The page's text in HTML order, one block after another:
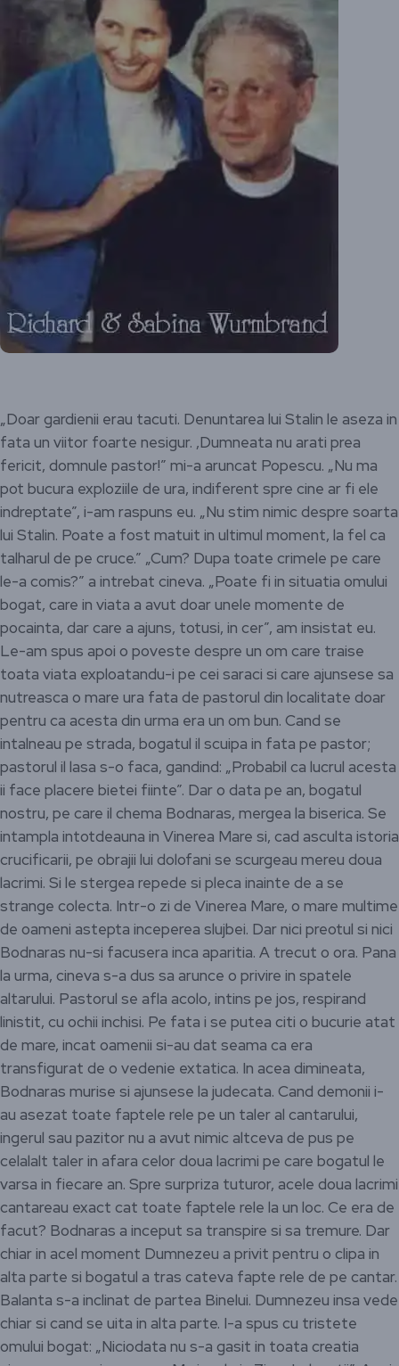
„Doar gardienii erau tacuti. Denuntarea lui Stalin le aseza in
fata un viitor foarte nesigur. ,Dumneata nu arati prea
fericit, domnule pastor!” mi-a aruncat Popescu. „Nu ma
pot bucura exploziile de ura, indiferent spre cine ar fi ele
indreptate”, i-am raspuns eu. „Nu stim nimic despre soarta
lui Stalin. Poate a fost matuit in ultimul moment, la fel ca
talharul de pe cruce.” „Cum? Dupa toate crimele pe care
le-a comis?” a intrebat cineva. „Poate fi in situatia omului
bogat, care in viata a avut doar unele momente de
pocainta, dar care a ajuns, totusi, in cer”, am insistat eu.
Le-am spus apoi o poveste despre un om care traise
toata viata exploatandu-i pe cei saraci si care ajunsese sa
nutreasca o mare ura fata de pastorul din localitate doar
pentru ca acesta din urma era un om bun. Cand se
intalneau pe strada, bogatul il scuipa in fata pe pastor;
pastorul il lasa s-o faca, gandind: „Probabil ca lucrul acesta
ii face placere bietei fiinte”. Dar o data pe an, bogatul
nostru, pe care il chema Bodnaras, mergea la biserica. Se
intampla intotdeauna in Vinerea Mare si, cad asculta istoria
crucificarii, pe obrajii lui dolofani se scurgeau mereu doua
lacrimi. Si le stergea repede si pleca inainte de a se
strange colecta. Intr-o zi de Vinerea Mare, o mare multime
de oameni astepta inceperea slujbei. Dar nici preotul si nici
Bodnaras nu-si facusera inca aparitia. A trecut o ora. Pana
la urma, cineva s-a dus sa arunce o privire in spatele
altarului. Pastorul se afla acolo, intins pe jos, respirand
linistit, cu ochii inchisi. Pe fata i se putea citi o bucurie atat
de mare, incat oamenii si-au dat seama ca era
transfigurat de o vedenie extatica. In acea dimineata,
Bodnaras murise si ajunsese la judecata. Cand demonii i-
au asezat toate faptele rele pe un taler al cantarului,
ingerul sau pazitor nu a avut nimic altceva de pus pe
celalalt taler in afara celor doua lacrimi pe care bogatul le
varsa in fiecare an. Spre surpriza tuturor, acele doua lacrimi
cantareau exact cat toate faptele rele la un loc. Ce era de
facut? Bodnaras a inceput sa transpire si sa tremure. Dar
chiar in acel moment Dumnezeu a privit pentru o clipa in
alta parte si bogatul a tras cateva fapte rele de pe cantar.
Balanta s-a inclinat de partea Binelui. Dumnezeu insa vede
chiar si cand se uita in alta parte. I-a spus cu tristete
omului bogat: „Niciodata nu s-a gasit in toata creatia